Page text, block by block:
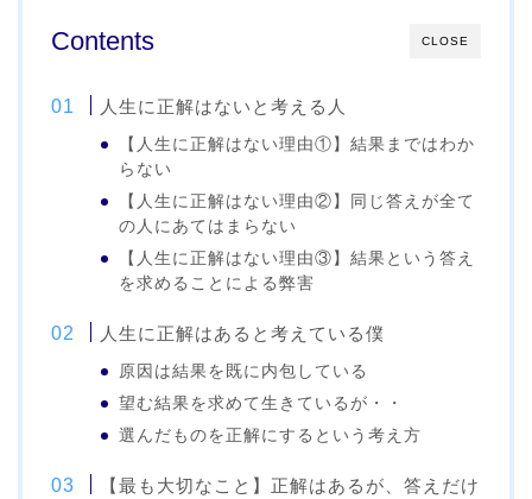
CLOSE
Contents
人生に正解はないと考える人
【人生に正解はない理由①】結果まではわか
らない
【人生に正解はない理由②】同じ答えが全て
の人にあてはまらない
【人生に正解はない理由③】結果という答え
を求めることによる弊害
人生に正解はあると考えている僕
原因は結果を既に内包している
望む結果を求めて生きているが・・
選んだものを正解にするという考え方
【最も大切なこと】正解はあるが、答えだけ